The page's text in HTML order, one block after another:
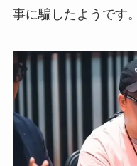
事に騙したようです。